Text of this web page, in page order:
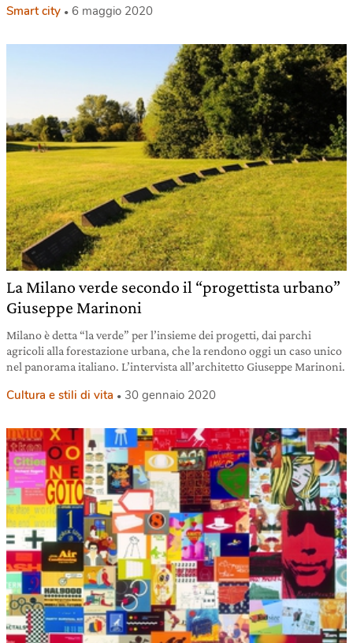
Smart city 6 maggio 2020
La Milano verde secondo il “progettista urbano”
Giuseppe Marinoni
Milano è detta “la verde” per l’insieme dei progetti, dai parchi
agricoli alla forestazione urbana, che la rendono oggi un caso unico
nel panorama italiano. L’intervista all’architetto Giuseppe Marinoni.
Cultura e stili di vita 30 gennaio 2020